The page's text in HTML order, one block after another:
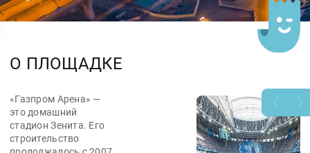
О ПЛОЩАДКЕ
«Газпром Арена» —
это домашний
стадион Зенита. Его
строительство